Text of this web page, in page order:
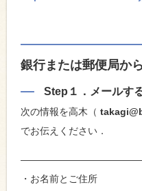
銀行または郵便局か
Step１． メールす
次の情報を高木（
でお伝えください．
・お名前とご住所